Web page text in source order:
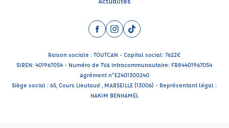
Facebook (nouvelle fenêtre)
Instagram (nouvelle fenêtre)
TikTok (nouvelle fenêtre)
Raison sociale : TOUTCAN - Capital social: 7622€
SIREN: 401967054 - Numéro de TVA intracommunautaire: FR84401967054
Agrément n°E2401300240
Siège social : 65, Cours Lieutaud , MARSEILLE (13006) - Représentant légal :
HAKIM BENHAMEL